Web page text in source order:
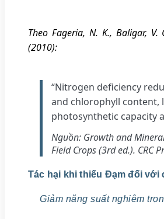
Theo Fageria, N. K., Baligar, V.
(2010):
“Nitrogen deficiency
and chlorophyll content,
photosynthetic capacity
Nguồn: Growth and
Field Crops (3rd ed.). CRC
Tác hại khi thiếu Đạm đối với
Giảm năng suất nghiêm